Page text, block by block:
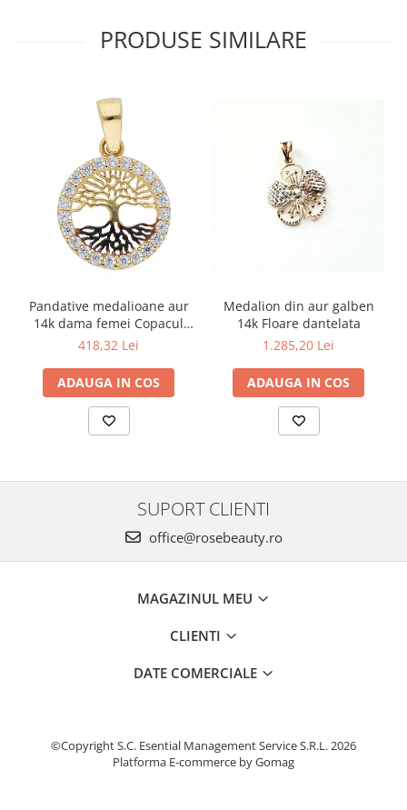
PRODUSE SIMILARE
Pandative medalioane aur
14k dama femei Copacul
Vietii
418,32 Lei
ADAUGA IN COS
Medalion din aur galben
14k Floare dantelata
1.285,20 Lei
ADAUGA IN COS
SUPORT CLIENTI
office@rosebeauty.ro
MAGAZINUL MEU
CLIENTI
DATE COMERCIALE
©Copyright S.C. Esential Management Service S.R.L. 2026
Platforma E-commerce by Gomag